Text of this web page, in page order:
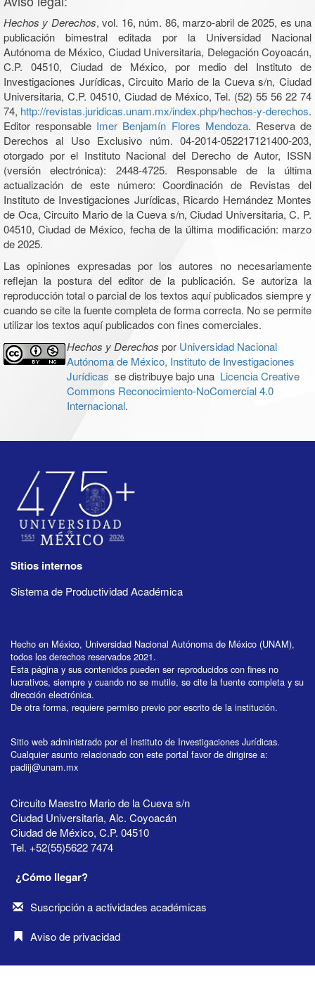
Hechos y Derechos, vol. 16, núm. 86, marzo-abril de 2025, es una
publicación bimestral editada por la Universidad Nacional
Autónoma de México, Ciudad Universitaria, Delegación Coyoacán,
C.P. 04510, Ciudad de México, por medio del Instituto de
Investigaciones Jurídicas, Circuito Mario de la Cueva s/n, Ciudad
Universitaria, C.P. 04510, Ciudad de México, Tel. (52) 55 56 22 74
74, http://revistas.juridicas.unam.mx/index.php/hechos-y-derechos.
Editor responsable Imer Benjamín Flores Mendoza. Reserva de
Derechos al Uso Exclusivo núm. 04-2014-052217121400-203,
otorgado por el Instituto Nacional del Derecho de Autor, ISSN
(versión electrónica): 2448-4725. Responsable de la última
actualización de este número: Coordinación de Revistas del
Instituto de Investigaciones Jurídicas, Ricardo Hernández Montes
de Oca, Circuito Mario de la Cueva s/n, Ciudad Universitaria, C. P.
04510, Ciudad de México, fecha de la última modificación: marzo
de 2025.
Las opiniones expresadas por los autores no necesariamente
reflejan la postura del editor de la publicación. Se autoriza la
reproducción total o parcial de los textos aquí publicados siempre y
cuando se cite la fuente completa de forma correcta. No se permite
utilizar los textos aquí publicados con fines comerciales.
Hechos y Derechos por Universidad Nacional
Autónoma de México, Instituto de Investigaciones
Jurídicas se distribuye bajo una Licencia Creative
Commons Reconocimiento-NoComercial 4.0
Internacional.
Sitios internos
Sistema de Productividad Académica
Hecho en México, Universidad Nacional Autónoma de México (UNAM),
todos los derechos reservados 2021.
Esta página y sus contenidos pueden ser reproducidos con fines no
lucrativos, siempre y cuando no se mutile, se cite la fuente completa y su
dirección electrónica.
De otra forma, requiere permiso previo por escrito de la institución.
Sitio web administrado por el Instituto de Investigaciones Jurídicas.
Cualquier asunto relacionado con este portal favor de dirigirse a:
padiij@unam.mx
Circuito Maestro Mario de la Cueva s/n
Ciudad Universitaria, Alc. Coyoacán
Ciudad de México, C.P. 04510
Tel. +52(55)5622 7474
¿Cómo llegar?
Suscripción a actividades académicas
Aviso de privacidad